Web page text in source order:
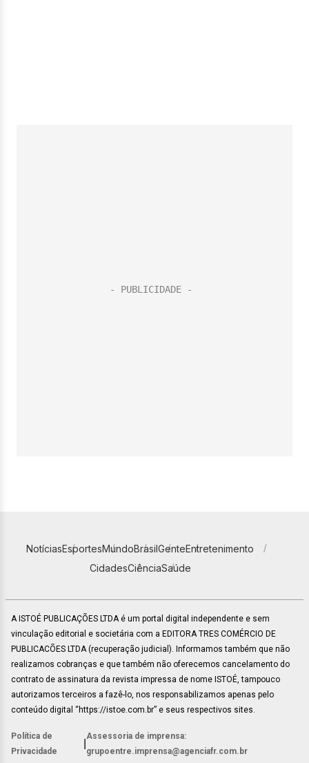
NotíciasEsportesMundoBrasilGenteEntretenimento
CidadesCiênciaSaúde
A ISTOÉ PUBLICAÇÕES LTDA é um portal digital independente e sem
vinculação editorial e societária com a EDITORA TRES COMÉRCIO DE
PUBLICACÕES LTDA (recuperação judicial). Informamos também que não
realizamos cobranças e que também não oferecemos cancelamento do
contrato de assinatura da revista impressa de nome ISTOÉ, tampouco
autorizamos terceiros a fazê-lo, nos responsabilizamos apenas pelo
conteúdo digital “https://istoe.com.br” e seus respectivos sites.
Política de
Privacidade
Assessoria de imprensa:
grupoentre.imprensa@agenciafr.com.br